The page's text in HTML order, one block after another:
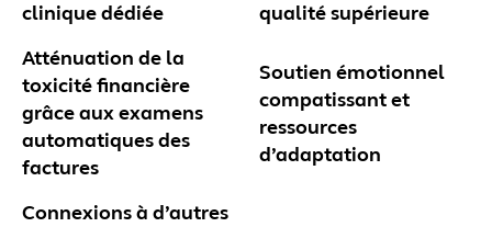
clinique dédiée
qualité supérieure
Atténuation de la
toxicité financière
grâce aux examens
automatiques des
factures
Soutien émotionnel
compatissant et
ressources
d’adaptation
Connexions à d’autres